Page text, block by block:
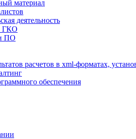
материал
деятельность
ГКО
ПО
расчетов в xml-форматах,
обеспечения